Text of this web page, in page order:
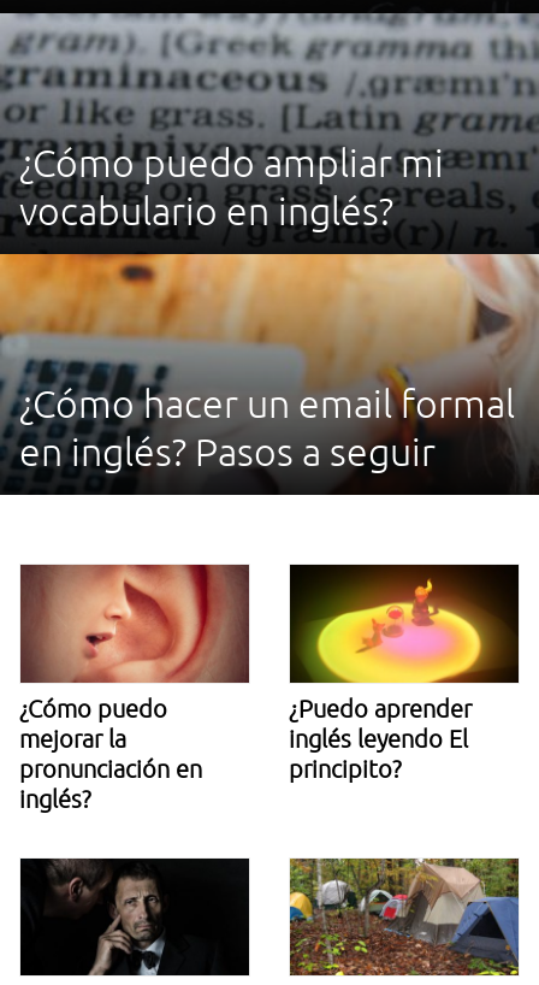
¿Cómo puedo ampliar mi
vocabulario en inglés?
¿Cómo hacer un email formal
en inglés? Pasos a seguir
¿Cómo puedo
mejorar la
pronunciación en
inglés?
¿Puedo aprender
inglés leyendo El
principito?